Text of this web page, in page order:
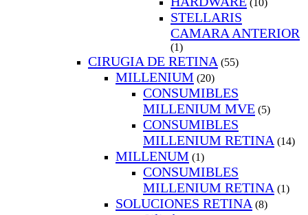
(10)
STELLARIS
CAMARA ANTERIOR
(1)
CIRUGIA DE RETINA (55)
MILLENIUM (20)
CONSUMIBLES
MILLENIUM MVE (5)
CONSUMIBLES
MILLENIUM RETINA (14)
MILLENUM (1)
CONSUMIBLES
MILLENIUM RETINA (1)
SOLUCIONES RETINA (8)